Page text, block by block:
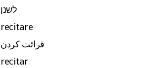
לשנן
recitare
قرائت کردن
recitar